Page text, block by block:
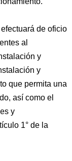
de oficio
al
y
y
que permita una
así como el
y
1° de la